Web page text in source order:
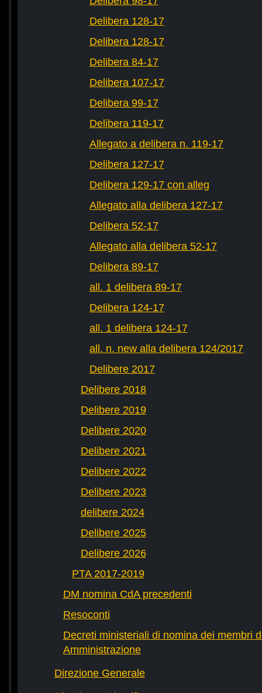
Delibera 128-17
Delibera 128-17
Delibera 84-17
Delibera 107-17
Delibera 99-17
Delibera 119-17
Allegato a delibera n. 119-17
Delibera 127-17
Delibera 129-17 con alleg
Allegato alla delibera 127-17
Delibera 52-17
Allegato alla delibera 52-17
Delibera 89-17
all. 1 delibera 89-17
Delibera 124-17
all. 1 delibera 124-17
all. n. new alla delibera 124/2017
Delibere 2017
Delibere 2018
Delibere 2019
Delibere 2020
Delibere 2021
Delibere 2022
Delibere 2023
delibere 2024
Delibere 2025
Delibere 2026
PTA 2017-2019
DM nomina CdA precedenti
Resoconti
Decreti ministeriali di nomina dei membri
Amministrazione
Direzione Generale